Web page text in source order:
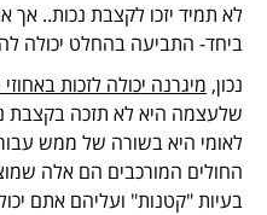
לא תמיד יזכו לקצבת נכות..
ביחד- התביעה בהחלט יכולה
נכון, מיגרנה יכולה לזכות באחוזי
שלעצמה היא לא תזכה בקצבת
לאומי היא בשורה של ממש
החולים המורכבים הם אלה
בעיות "קטנות" ועליהם אתם